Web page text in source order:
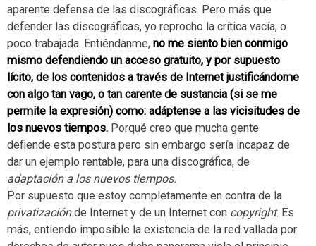
aparente defensa de las discográficas. Pero más que
defender las discográficas, yo reprocho la crítica vacía, o
poco trabajada. Entiéndanme, no me siento bien conmigo
mismo defendiendo un acceso gratuito, y por supuesto
lícito, de los contenidos a través de Internet justificándome
con algo tan vago, o tan carente de sustancia (si se me
permite la expresión) como: adáptense a las vicisitudes de
los nuevos tiempos. Porqué creo que mucha gente
defiende esta postura pero sin embargo sería incapaz de
dar un ejemplo rentable, para una discográfica, de
adaptación a los nuevos tiempos.
Por supuesto que estoy completamente en contra de la
privatizaciónde Internet y de un Internet con copyright. Es
más, entiendo imposible la existencia de la red vallada por